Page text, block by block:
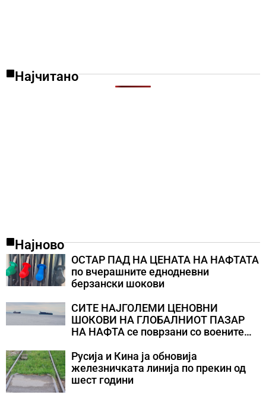
Најчитано
Најново
ОСТАР ПАД НА ЦЕНАТА НА НАФТАТА
по вчерашните еднодневни
берзански шокови
СИТЕ НАЈГОЛЕМИ ЦЕНОВНИ
ШОКОВИ НА ГЛОБАЛНИОТ ПАЗАР
НА НАФТА се поврзани со воените
Русија и Кина ја обновија
железничката линија по прекин од
шест години